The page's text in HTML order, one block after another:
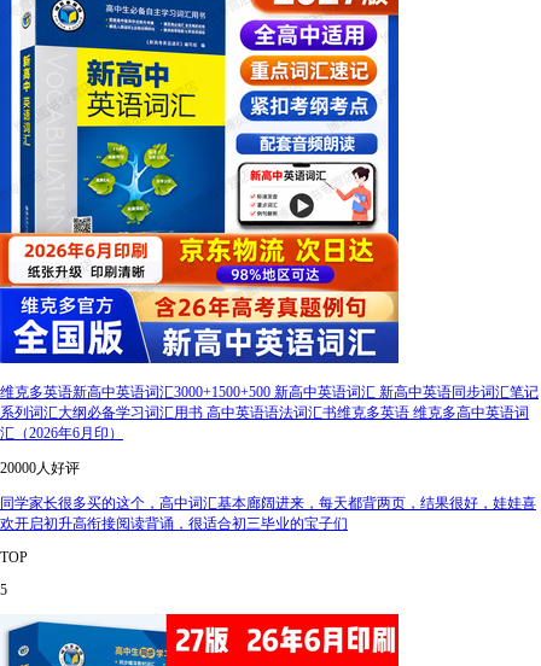
维克多英语新高中英语词汇3000+1500+500 新高中英语词汇 新高中英语同步词汇笔记
系列词汇大纲必备学习词汇用书 高中英语语法词汇书维克多英语 维克多高中英语词
汇（2026年6月印）
20000人好评
同学家长很多买的这个，高中词汇基本廊阔进来，每天都背两页，结果很好，娃娃喜
欢开启初升高衔接阅读背诵，很适合初三毕业的宝子们
TOP
5